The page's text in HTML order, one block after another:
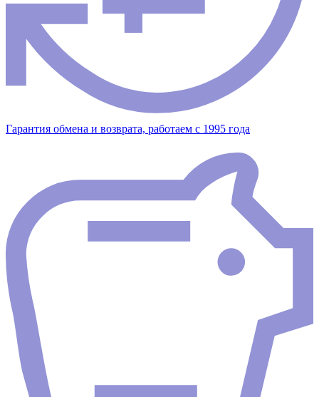
Гарантия обмена и возврата, работаем с 1995 года